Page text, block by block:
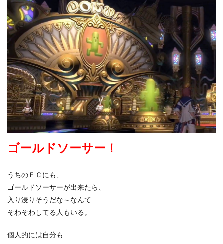
ゴールドソーサー！
うちのＦＣにも、
ゴールドソーサーが出来たら、
入り浸りそうだな～なんて
そわそわしてる人もいる。
個人的には自分も